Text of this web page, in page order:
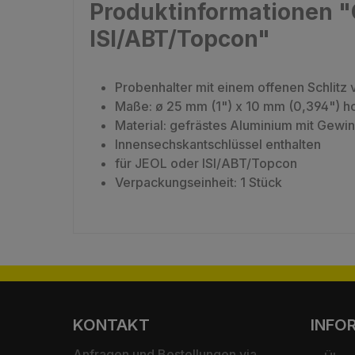
Produktinformationen
ISI/ABT/Topcon"
Probenhalter mit einem offenen Schlitz
Maße: ø 25 mm (1") x 10 mm (0,394")
Material: gefrästes Aluminium mit
Innensechskantschlüssel enthalten
für JEOL oder ISI/ABT/Topcon
Verpackungseinheit: 1 Stück
KONTAKT